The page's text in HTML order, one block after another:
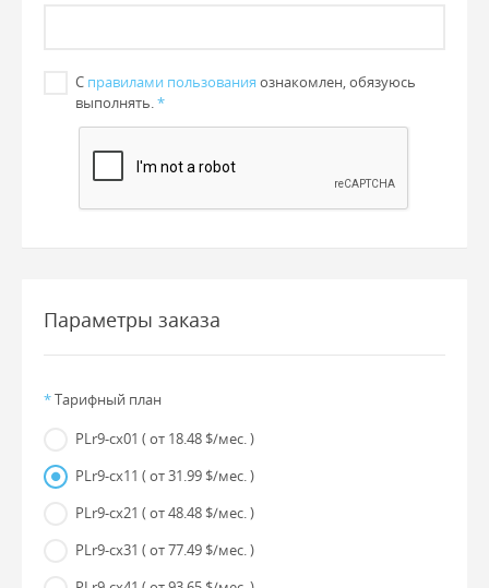
С правилами пользования ознакомлен, обязуюсь
выполнять.*
Параметры заказа
*Тарифный план
PLr9-cx01 ( от 18.48 $/мес. )
PLr9-cx11 ( от 31.99 $/мес. )
PLr9-cx21 ( от 48.48 $/мес. )
PLr9-cx31 ( от 77.49 $/мес. )